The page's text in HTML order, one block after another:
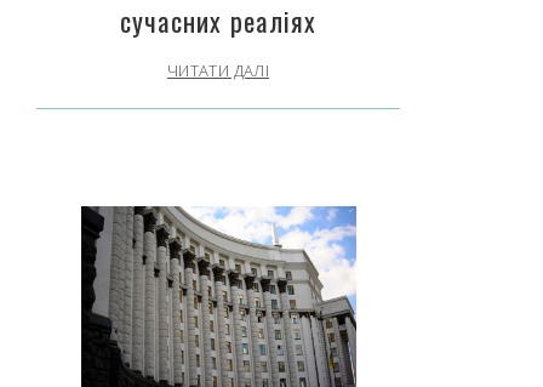
сучасних реаліях
ЧИТАТИ ДАЛІ